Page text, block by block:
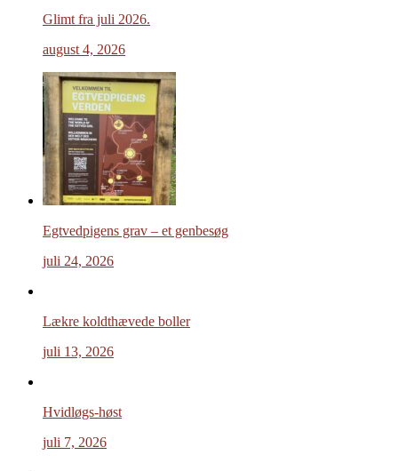
Glimt fra juli 2026.
august 4, 2026
Egtvedpigens grav – et genbesøg
juli 24, 2026
Lækre koldthævede boller
juli 13, 2026
Hvidløgs-høst
juli 7, 2026